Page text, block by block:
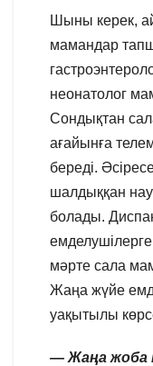
Шыны керек,
мамандар
неонатолог
Сондықтан
ағайынға
береді.
шалдыққан
болады.
мәрте сала
Жаңа жүйе
уақытылы
— Жаңа жоба